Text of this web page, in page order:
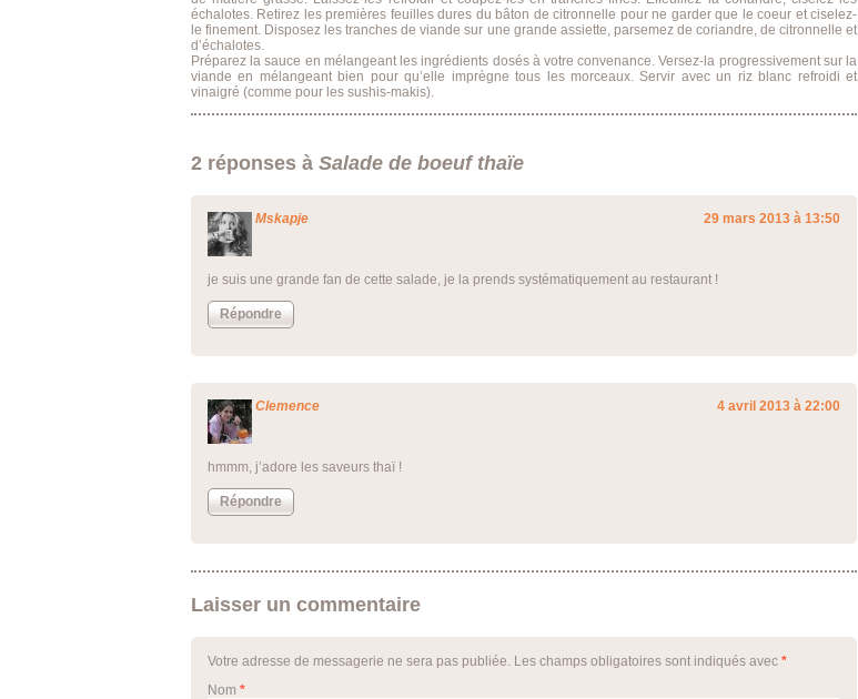
échalotes. Retirez les premières feuilles dures du bâton de citronnelle pour ne garder que le coeur et ciselez-
le finement. Disposez les tranches de viande sur une grande assiette, parsemez de coriandre, de citronnelle et
d’échalotes.
Préparez la sauce en mélangeant les ingrédients dosés à votre convenance. Versez-la progressivement sur la
viande en mélangeant bien pour qu’elle imprègne tous les morceaux. Servir avec un riz blanc refroidi et
vinaigré (comme pour les sushis-makis).
2 réponses à Salade de boeuf thaïe
Mskapje 29 mars 2013 à 13:50
je suis une grande fan de cette salade, je la prends systématiquement au restaurant !
Répondre
Clemence 4 avril 2013 à 22:00
hmmm, j’adore les saveurs thaï !
Répondre
Laisser un commentaire
Votre adresse de messagerie ne sera pas publiée. Les champs obligatoires sont indiqués avec *
Nom *